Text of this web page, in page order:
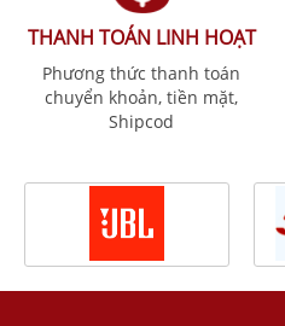
THANH TOÁN LINH HOẠT
Phương thức thanh toán
chuyển khoản, tiền mặt,
Shipcod